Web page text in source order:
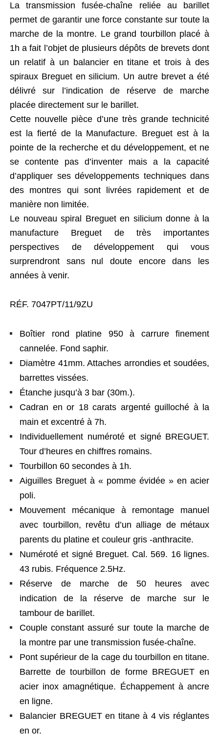
La transmission fusée-chaîne reliée au barillet
permet de garantir une force constante sur toute la
marche de la montre. Le grand tourbillon placé à
1h a fait l’objet de plusieurs dépôts de brevets dont
un relatif à un balancier en titane et trois à des
spiraux Breguet en silicium. Un autre brevet a été
délivré sur l’indication de réserve de marche
placée directement sur le barillet.
Cette nouvelle pièce d’une très grande technicité
est la fierté de la Manufacture. Breguet est à la
pointe de la recherche et du développement, et ne
se contente pas d’inventer mais a la capacité
d’appliquer ses développements techniques dans
des montres qui sont livrées rapidement et de
manière non limitée.
Le nouveau spiral Breguet en silicium donne à la
manufacture Breguet de très importantes
perspectives de développement qui vous
surprendront sans nul doute encore dans les
années à venir.
RÉF. 7047PT/11/9ZU
Boîtier rond platine 950 à carrure finement
cannelée. Fond saphir.
Diamètre 41mm. Attaches arrondies et soudées,
barrettes vissées.
Étanche jusqu’à 3 bar (30m.).
Cadran en or 18 carats argenté guilloché à la
main et excentré à 7h.
Individuellement numéroté et signé BREGUET.
Tour d’heures en chiffres romains.
Tourbillon 60 secondes à 1h.
Aiguilles Breguet à « pomme évidée » en acier
poli.
Mouvement mécanique à remontage manuel
avec tourbillon, revêtu d’un alliage de métaux
parents du platine et couleur gris -anthracite.
Numéroté et signé Breguet. Cal. 569. 16 lignes.
43 rubis. Fréquence 2.5Hz.
Réserve de marche de 50 heures avec
indication de la réserve de marche sur le
tambour de barillet.
Couple constant assuré sur toute la marche de
la montre par une transmission fusée-chaîne.
Pont supérieur de la cage du tourbillon en titane.
Barrette de tourbillon de forme BREGUET en
acier inox amagnétique. Échappement à ancre
en ligne.
Balancier BREGUET en titane à 4 vis réglantes
en or.